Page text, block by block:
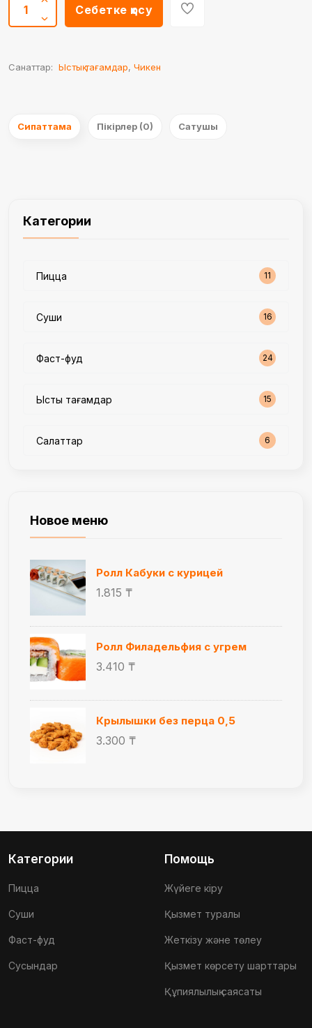
Себетке қосу
Санаттар: Ыстық тағамдар, Чикен
Сипаттама Пікірлер (0) Сатушы
Категории
Пицца 11
Суши 16
Фаст-фуд 24
Ыстық тағамдар 15
Салаттар 6
Новое меню
Ролл Кабуки с курицей
1.815 ₸
Ролл Филадельфия с угрем
3.410 ₸
Крылышки без перца 0,5
3.300 ₸
Категории
Пицца
Суши
Фаст-фуд
Сусындар
Помощь
Жүйеге кіру
Қызмет туралы
Жеткізу және төлеу
Қызмет көрсету шарттары
Құпиялылық саясаты